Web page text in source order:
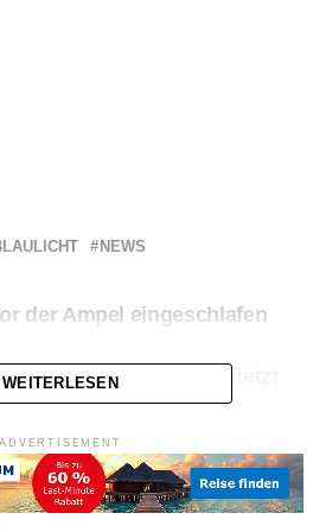
NEWS
der Ampel eingeschlafen
erfasst – schwer verletzt
WEITERLESEN
ADVERTISEMENT